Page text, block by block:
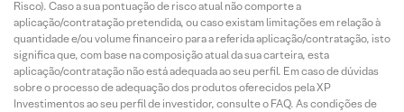
Risco). Caso a sua pontuação de risco atual não comporte a
aplicação/contratação pretendida, ou caso existam limitações em relação à
quantidade e/ou volume financeiro para a referida aplicação/contratação, isto
significa que, com base na composição atual da sua carteira, esta
aplicação/contratação não está adequada ao seu perfil. Em caso de dúvidas
sobre o processo de adequação dos produtos oferecidos pela XP
Investimentos ao seu perfil de investidor, consulte o FAQ. As condições de